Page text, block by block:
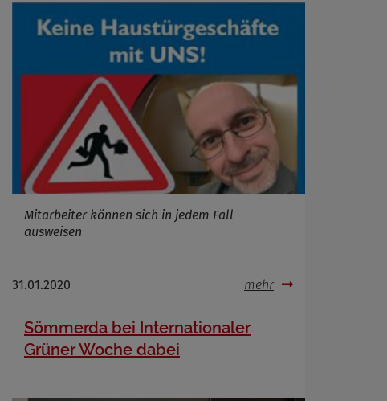
Mitarbeiter können sich in jedem Fall
ausweisen
31.01.2020 mehr
Sömmerda bei Internationaler
Grüner Woche dabei